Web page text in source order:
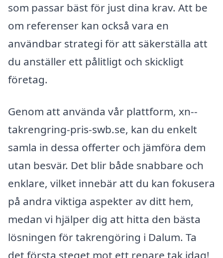
som passar bäst för just dina krav. Att be
om referenser kan också vara en
användbar strategi för att säkerställa att
du anställer ett pålitligt och skickligt
företag.
Genom att använda vår plattform, xn--
takrengring-pris-swb.se, kan du enkelt
samla in dessa offerter och jämföra dem
utan besvär. Det blir både snabbare och
enklare, vilket innebär att du kan fokusera
på andra viktiga aspekter av ditt hem,
medan vi hjälper dig att hitta den bästa
lösningen för takrengöring i Dalum. Ta
det första steget mot ett renare tak idag!